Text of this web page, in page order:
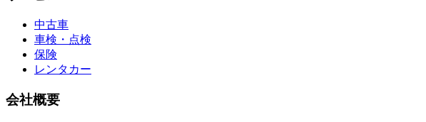
中古車
車検・点検
保険
レンタカー
会社概要